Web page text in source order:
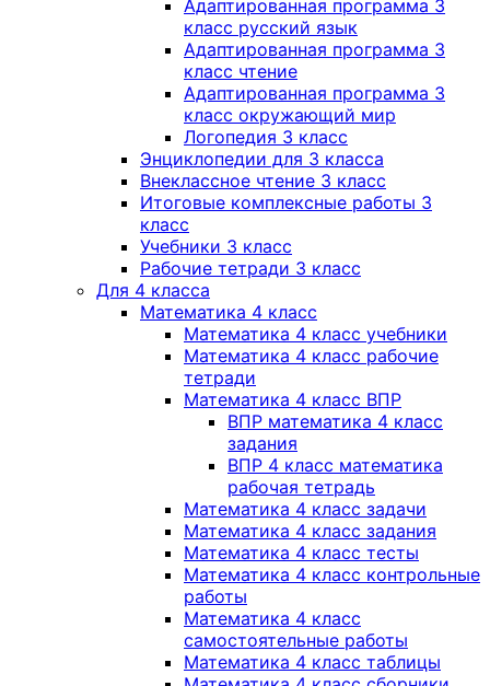
Адаптированная программа 3
класс русский язык
Адаптированная программа 3
класс чтение
Адаптированная программа 3
класс окружающий мир
Логопедия 3 класс
Энциклопедии для 3 класса
Внеклассное чтение 3 класс
Итоговые комплексные работы 3
класс
Учебники 3 класс
Рабочие тетради 3 класс
Для 4 класса
Математика 4 класс
Математика 4 класс учебники
Математика 4 класс рабочие
тетради
Математика 4 класс ВПР
ВПР математика 4 класс
задания
ВПР 4 класс математика
рабочая тетрадь
Математика 4 класс задачи
Математика 4 класс задания
Математика 4 класс тесты
Математика 4 класс контрольные
работы
Математика 4 класс
самостоятельные работы
Математика 4 класс таблицы